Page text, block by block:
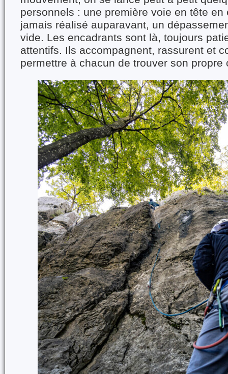
personnels : une première voie en tête en
jamais réalisé auparavant, un
vide. Les encadrants sont là, toujours
attentifs. Ils accompagnent, rassurent et
permettre à chacun de trouver son propre